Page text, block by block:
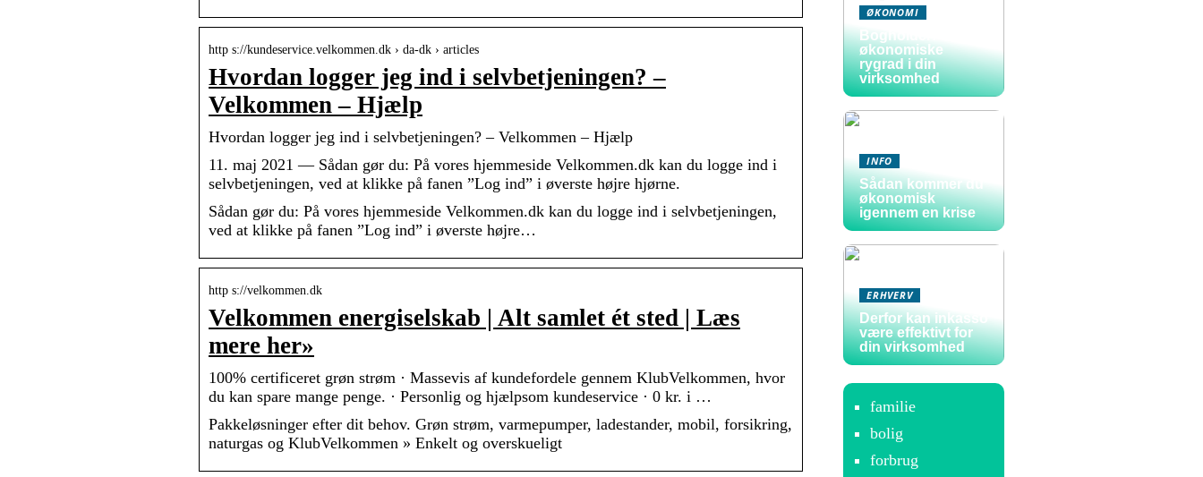
http s://kundeservice.velkommen.dk › da-dk › articles
Hvordan logger jeg ind i selvbetjeningen? –
Velkommen – Hjælp
Hvordan logger jeg ind i selvbetjeningen? – Velkommen – Hjælp
11. maj 2021 — Sådan gør du: På vores hjemmeside Velkommen.dk kan du logge ind i
selvbetjeningen, ved at klikke på fanen ”Log ind” i øverste højre hjørne.
Sådan gør du: På vores hjemmeside Velkommen.dk kan du logge ind i selvbetjeningen,
ved at klikke på fanen ”Log ind” i øverste højre…
http s://velkommen.dk
Velkommen energiselskab | Alt samlet ét sted | Læs
mere her»
100% certificeret grøn strøm · Massevis af kundefordele gennem KlubVelkommen, hvor
du kan spare mange penge. · Personlig og hjælpsom kundeservice · 0 kr. i …
Pakkeløsninger efter dit behov. Grøn strøm, varmepumper, ladestander, mobil, forsikring,
naturgas og KlubVelkommen » Enkelt og overskueligt
ØKONOMI
Bogholder: den
økonomiske
rygrad i din
virksomhed
INFO
Sådan kommer du
økonomisk
igennem en krise
ERHVERV
Derfor kan inkasso
være effektivt for
din virksomhed
familie
bolig
forbrug